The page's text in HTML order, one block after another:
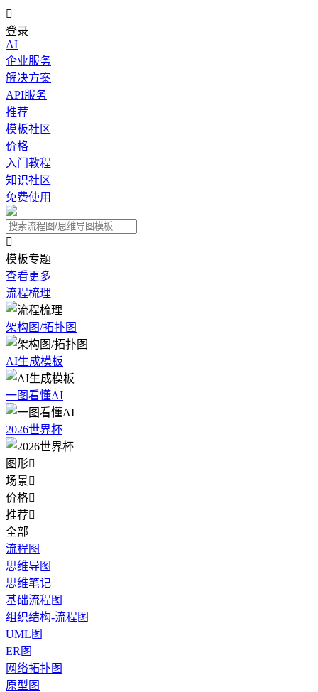

登录
AI
企业服务
解决方案
API服务
推荐
模板社区
价格
入门教程
知识社区
免费使用

模板专题
查看更多
流程梳理
架构图/拓扑图
AI生成模板
一图看懂AI
2026世界杯
图形
场景
价格
推荐
全部
流程图
思维导图
思维笔记
基础流程图
组织结构-流程图
UML图
ER图
网络拓扑图
原型图